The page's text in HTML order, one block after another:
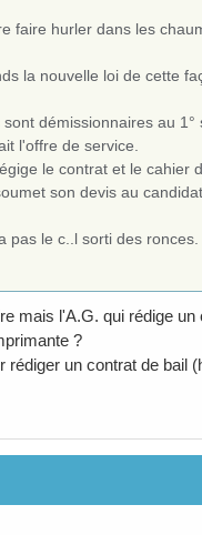
faire hurler dans les
la nouvelle loi de cette
sont démissionnaires au 1°
l'offre de service.
le contrat et le cahier
son devis au
pas le c..l sorti des
mais l'A.G. qui rédige
?
rédiger un contrat de bail